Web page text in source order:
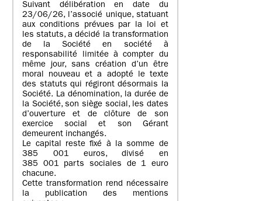
Suivant délibération en date du
23/06/26, l’associé unique, statuant
aux conditions prévues par la loi et
les statuts, a décidé la transformation
de la Société en société à
responsabilité limitée à compter du
même jour, sans création d’un être
moral nouveau et a adopté le texte
des statuts qui régiront désormais la
Société. La dénomination, la durée de
la Société, son siège social, les dates
d’ouverture et de clôture de son
exercice social et son Gérant
demeurent inchangés.
Le capital reste fixé à la somme de
385 001 euros, divisé en
385 001 parts sociales de 1 euro
chacune.
Cette transformation rend nécessaire
la publication des mentions